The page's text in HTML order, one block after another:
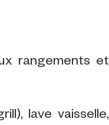
rangements et
lave vaisselle,